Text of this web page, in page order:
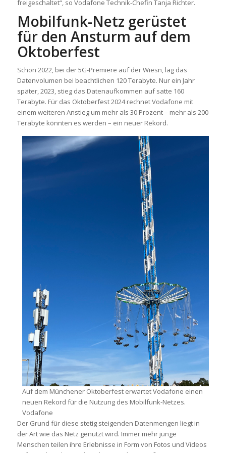
freigeschaltet“, so Vodafone Technik-Chefin Tanja Richter.
Mobilfunk-Netz gerüstet
für den Ansturm auf dem
Oktoberfest
Schon 2022, bei der 5G-Premiere auf der Wiesn, lag das
Datenvolumen bei beachtlichen 120 Terabyte. Nur ein Jahr
später, 2023, stieg das Datenaufkommen auf satte 160
Terabyte. Für das Oktoberfest 2024 rechnet Vodafone mit
einem weiteren Anstieg um mehr als 30 Prozent – mehr als 200
Terabyte könnten es werden – ein neuer Rekord.
Auf dem Münchener Oktoberfest erwartet Vodafone einen
neuen Rekord für die Nutzung des Mobilfunk-Netzes.
Vodafone
Der Grund für diese stetig steigenden Datenmengen liegt in
der Art wie das Netz genutzt wird. Immer mehr junge
Menschen teilen ihre Erlebnisse in Form von Fotos und Videos